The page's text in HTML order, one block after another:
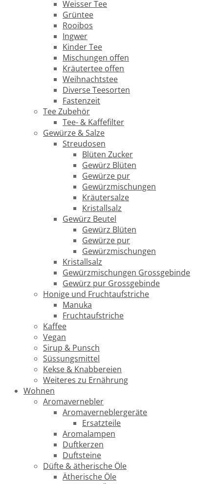
Weisser Tee
Grüntee
Rooibos
Ingwer
Kinder Tee
Mischungen offen
Kräutertee offen
Weihnachtstee
Diverse Teesorten
Fastenzeit
Tee Zubehör
Tee- & Kaffefilter
Gewürze & Salze
Streudosen
Blüten Zucker
Gewürz Blüten
Gewürze pur
Gewürzmischungen
Kräutersalze
Kristallsalz
Gewürz Beutel
Gewürz Blüten
Gewürze pur
Gewürzmischungen
Kristallsalz
Gewürzmischungen Grossgebinde
Gewürz pur Grossgebinde
Honige und Fruchtaufstriche
Manuka
Fruchtaufstriche
Kaffee
Vegan
Sirup & Punsch
Süssungsmittel
Kekse & Knabbereien
Weiteres zu Ernährung
Wohnen
Aromavernebler
Aromaverneblergeräte
Ersatzteile
Aromalampen
Duftkerzen
Duftsteine
Düfte & ätherische Öle
Ätherische Öle